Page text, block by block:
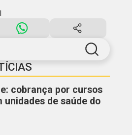
cobrança por cursos
unidades de saúde do